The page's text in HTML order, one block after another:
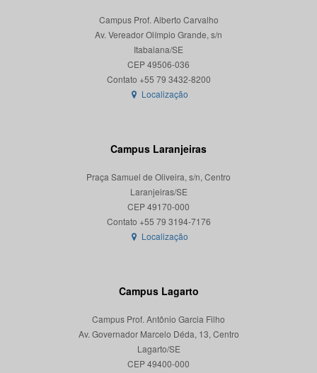
Campus Prof. Alberto Carvalho
Av. Vereador Olímpio Grande, s/n
Itabaiana/SE
CEP 49506-036
Localização
Campus Laranjeiras
Praça Samuel de Oliveira, s/n, Centro
Laranjeiras/SE
CEP 49170-000
Localização
Campus Lagarto
Campus Prof. Antônio Garcia Filho
Av. Governador Marcelo Déda, 13, Centro
Lagarto/SE
CEP 49400-000